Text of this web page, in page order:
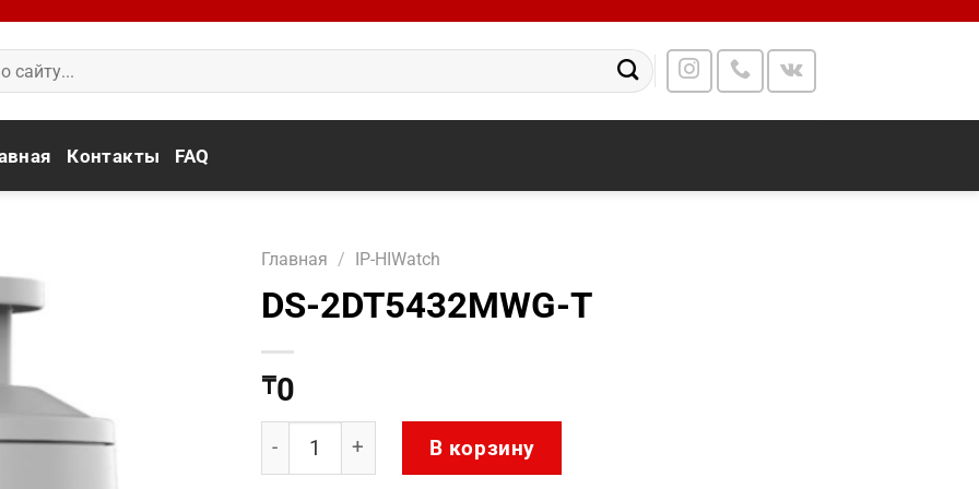
Контакты FAQ
Главная / IP-HIWatch
DS-2DT5432MWG-T
₸0
Количество товара DS-2DT5432MWG-T
В корзину